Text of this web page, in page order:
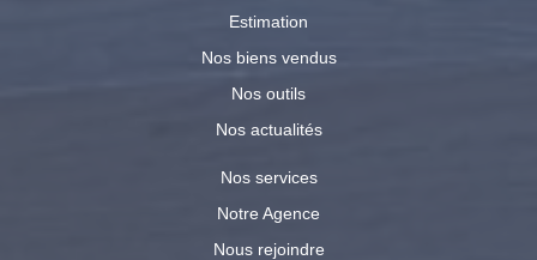
Estimation
Nos biens vendus
Nos outils
Nos actualités
Nos services
Notre Agence
Nous rejoindre